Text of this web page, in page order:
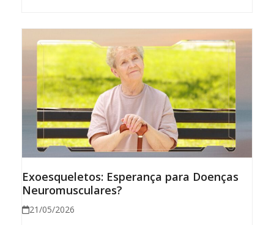
Exoesqueletos: Esperança para Doenças
Neuromusculares?
21/05/2026